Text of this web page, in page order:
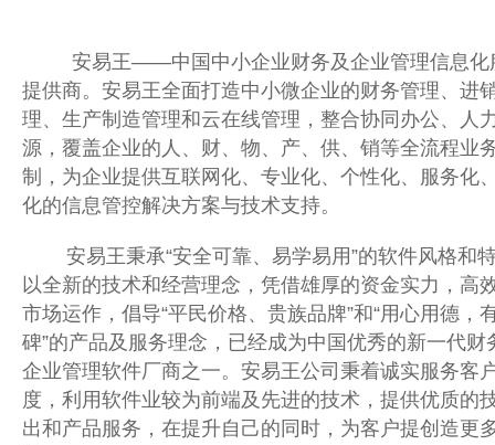
安易王——中国中小企业财务及企业管理信息化
提供商。安易王全面打造中小微企业的财务管理、进
理、生产制造管理和云在线管理，整合协同办公、人
源，覆盖企业的人、财、物、产、供、销等全流程业
制，为企业提供互联网化、专业化、个性化、服务化
化的信息管控解决方案与技术支持。
安易王秉承“安全可靠、易学易用”的软件风格和
以全新的技术和经营理念，凭借雄厚的资金实力，高
市场运作，倡导“平民价格、贵族品牌”和“用心用德，
碑”的产品及服务理念，已经成为中国优秀的新一代财
企业管理软件厂商之一。安易王公司秉着诚实服务客
度，利用软件业较为前端及先进的技术，提供优质的
出和产品服务，在提升自己的同时，为客户提创造更